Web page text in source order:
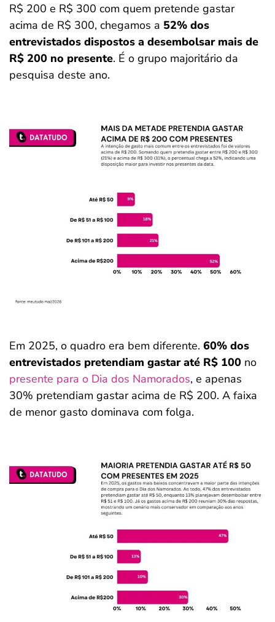
R$ 200 e R$ 300 com quem pretende gastar
acima de R$ 300, chegamos a 52% dos
entrevistados dispostos a desembolsar mais de
R$ 200 no presente. É o grupo majoritário da
pesquisa deste ano.
Em 2025, o quadro era bem diferente. 60% dos
entrevistados pretendiam gastar até R$ 100 no
presente para o Dia dos Namorados, e apenas
30% pretendiam gastar acima de R$ 200. A faixa
de menor gasto dominava com folga.